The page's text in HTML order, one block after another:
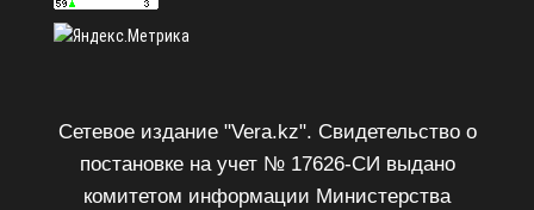
Сетевое издание "Vera.kz". Свидетельство о
постановке на учет № 17626-СИ выдано
комитетом информации Министерства